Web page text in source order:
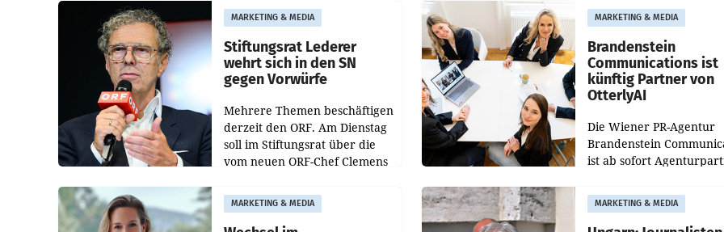
freigegeben: Die
Bundeswettbewerbsbehörde
und der Bundeskartellanwalt
aus, womit sich das
gegenüber Juli 2025
verdoppelte (+102
MARKETING & MEDIA
Stiftungsrat Lederer
wehrt sich in den SN
gegen Vorwürfe
Mehrere Themen beschäftigen
derzeit den ORF. Am Dienstag
soll im Stiftungsrat über die
vom neuen ORF-Chef Clemens
Besetzungen für die
Direktionen abgestimmt
MARKETING & MEDIA
Brandenstein
Communications ist
künftig Partner von
OtterlyAI
Die Wiener PR-Agentur
Brandenstein
ist ab sofort
Optimierungsplattform
OtterlyAI. Damit baut die
Agentur ihr
MARKETING & MEDIA MARKETING & MEDIA